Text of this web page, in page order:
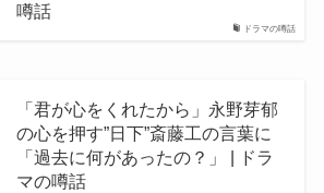
ドラマの噂話
噂話
「君が心をくれたから」永野芽郁
の心を押す”日下”斎藤工の言葉に
「過去に何があったの？」 | ドラ
マの噂話